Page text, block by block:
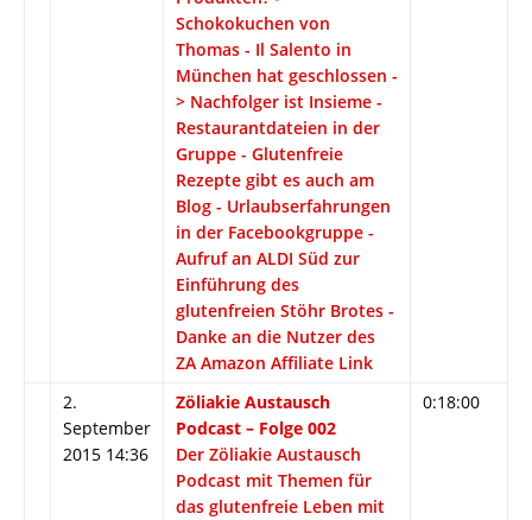
Schokokuchen von
Thomas - Il Salento in
München hat geschlossen -
> Nachfolger ist Insieme -
Restaurantdateien in der
Gruppe - Glutenfreie
Rezepte gibt es auch am
Blog - Urlaubserfahrungen
in der Facebookgruppe -
Aufruf an ALDI Süd zur
Einführung des
glutenfreien Stöhr Brotes -
Danke an die Nutzer des
ZA Amazon Affiliate Link
2.
September
2015 14:36
Zöliakie Austausch
Podcast – Folge 002
Der Zöliakie Austausch
Podcast mit Themen für
das glutenfreie Leben mit
0:18:00